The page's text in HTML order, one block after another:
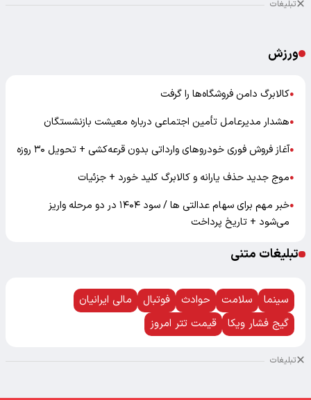
تبلیغات
ورزش
●کالابرگ دامن فروشگاه‌ها را گرفت
●هشدار مدیرعامل تأمین اجتماعی درباره معیشت بازنشستگان
●آغاز فروش فوری خودروهای وارداتی بدون قرعه‌کشی + تحویل ۳۰ روزه
●موج جدید حذف یارانه و کالابرگ کلید خورد + جزئیات
●
خبر مهم برای سهام عدالتی ها / سود ۱۴۰۴ در دو مرحله واریز
می‌شود + تاریخ پرداخت
تبلیغات متنی
سینما سلامت حوادث فوتبال
مالی ایرانیان
گیج فشار ویکا
قیمت تتر امروز
تبلیغات